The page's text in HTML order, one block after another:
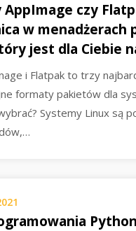
AppImage czy
w menadżerach
jest dla Ciebie
i Flatpak to trzy
formaty pakietów dla
Systemy Linux są